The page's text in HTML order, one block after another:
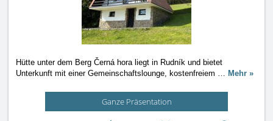
Hütte unter dem Berg Černá hora liegt in Rudník und bietet
Unterkunft mit einer Gemeinschaftslounge, kostenfreiem … Mehr »
Ganze Präsentation